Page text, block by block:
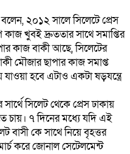
২০১২ সালে সিলেটে প্রেস
খুবই দ্রুততার সাথে সমাপ্তির
কাজ বাকী আছে, সিলেটের
মৌজার ছাপার কাজ সমাপ্ত
যাওয়া হবে এটাও একটা ষড়যন্ত্রে
সিলেট থেকে প্রেস ঢাকায়
চায়। ৭ দিনের মধ্যে যদি এই
বাসী কে সাথে নিয়ে বৃহত্তর
করে জোনাল সেটেলমেন্ট